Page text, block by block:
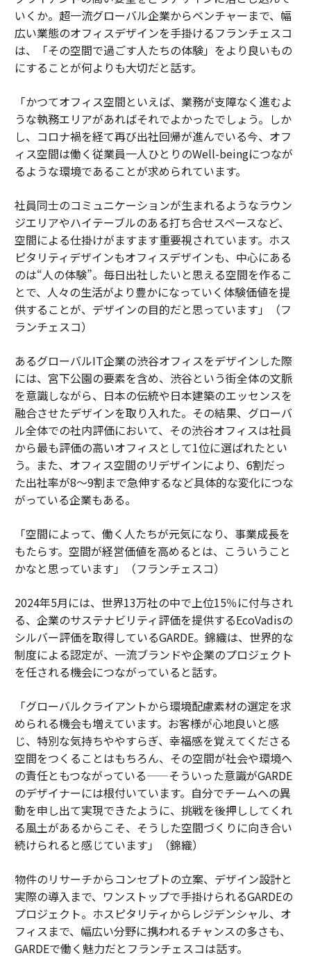
いくか。超一流グローバル企業からベンチャーまで、幅
広い業態のオフィスデザインを手掛けるフランチェスコ
は、「その空間で過ごす人たちの体験」をより良いもの
にすることが何よりも大切だと話す。
「かつてオフィス空間といえば、業務が支障なく進むよ
うな執務エリアがあればそれでよかったでしょう。しか
し、コロナ禍を経て再び出社回帰が進んでいる今、オフ
ィス空間は働く従業員一人ひとりのWell-beingにつなが
るような環境であることが求められています。
社員同士のコミュニケーションが生まれるようなラウン
ジエリアやハイテーブルのある打ち合せスペースなど、
空間による仕掛けがますます重要視されています。ホス
ピタリティデザインもオフィスデザインも、中心にある
のは“人の体験”。毎日出社したいと思える空間を作るこ
とで、人々の生活がより豊かになっていく体験価値を提
供することが、デザインの目的だと思っています」（フ
ランチェスコ）
あるグローバルIT企業の渋谷オフィスをデザインした際
には、宮下公園の要素を含め、渋谷という街全体の文脈
を意識しながら、日本の伝統や日本建築のエッセンスを
融合させたデザインを取り入れた。その結果、グローバ
ル全体での社内評価において、その渋谷オフィスは社員
から最も評価の高いオフィスとして1位に選ばれたとい
う。また、オフィス空間のリデザインにより、6割だっ
た出社率が8～9割まで急伸するなど具体的な変化につな
がっている企業もある。
「空間によって、働く人たちが元気になり、事業成長を
もたらす。空間が経営価値を高めるとは、こういうこと
かなと思っています」（フランチェスコ）
2024年5月には、世界13万社の中で上位15％に付与され
る、企業のサステナビリティ評価を提供するEcoVadisの
シルバー評価を取得しているGARDE。錦織は、世界的な
制度による認定が、一流ブランドや企業のプロジェクト
を任される機会につながっていると話す。
「グローバルクライアントから環境配慮素材の選定を求
められる機会も増えています。お客様が心地良いと感
じ、特別な気持ちややすらぎ、幸福感を覚えてくださる
空間をつくることはもちろん、その空間が社会や環境へ
の責任ともつながっている——そういった意識がGARDE
のデザイナーには根付いています。自分でチームへの異
動を申し出て実現できたように、挑戦を後押ししてくれ
る風土があるからこそ、そうした空間づくりに向き合い
続けられると感じています」（錦織）
物件のリサーチからコンセプトの立案、デザイン設計と
実際の導入まで、ワンストップで手掛けられるGARDEの
プロジェクト。ホスピタリティからレジデンシャル、オ
フィスまで、幅広い分野に携われるチャンスの多さも、
GARDEで働く魅力だとフランチェスコは話す。